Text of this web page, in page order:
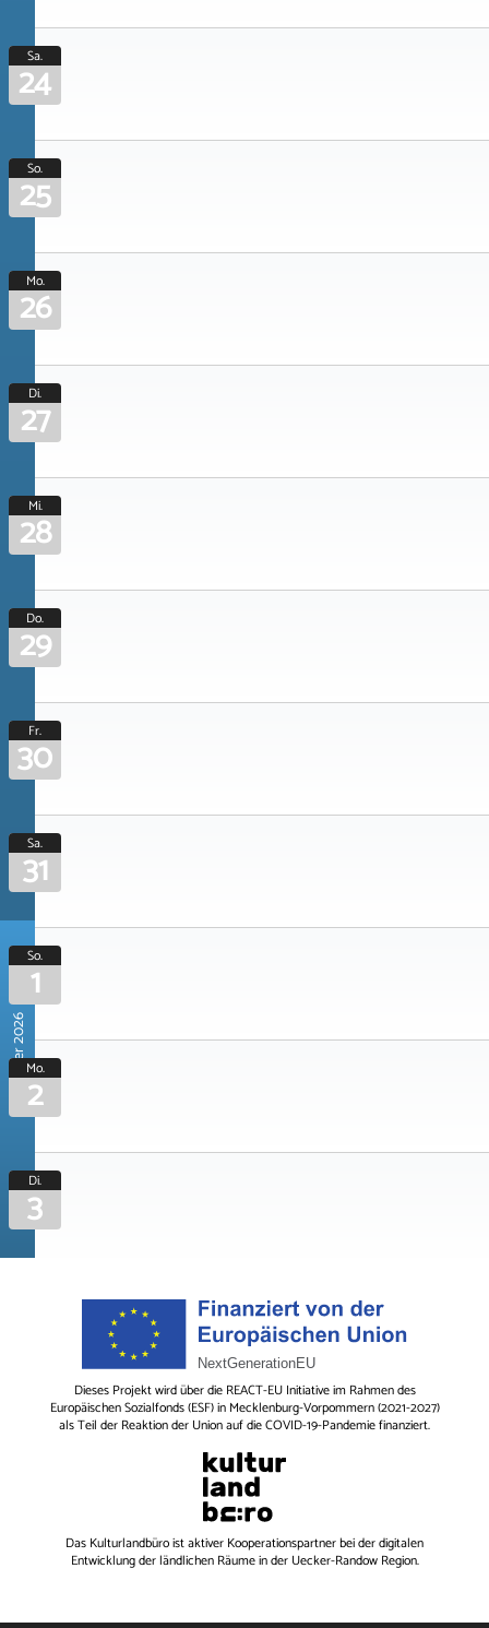
Sa.
24
So.
25
Mo.
26
Di.
27
Mi.
28
Do.
29
Fr.
30
Sa.
31
November 2026
So.
1
Mo.
2
Di.
3
Dieses Projekt wird über die REACT-EU Initiative im Rahmen des
Europäischen Sozialfonds (ESF) in Mecklenburg-Vorpommern (2021-2027)
als Teil der Reaktion der Union auf die COVID-19-Pandemie finanziert.
Das Kulturlandbüroist aktiver Kooperationspartner bei der digitalen
Entwicklung der ländlichen Räume in der Uecker-Randow Region.